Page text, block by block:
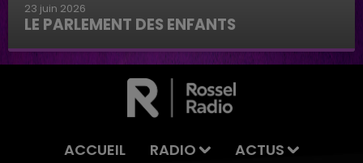
23 juin 2026
LE PARLEMENT DES ENFANTS
Le parlement des enfants
ACCUEIL RADIO
ACTUS